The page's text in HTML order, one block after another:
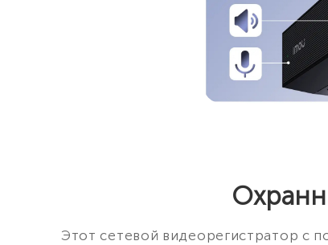
Этот сетевой видеорегистратор с